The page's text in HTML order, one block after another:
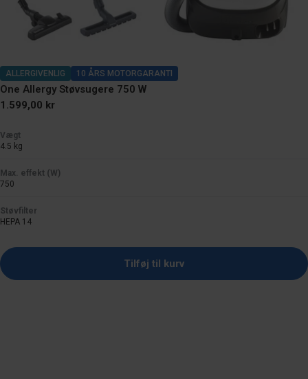
ALLERGIVENLIG 10 ÅRS MOTORGARANTI
One Allergy Støvsugere 750 W
Normal
1.599,00 kr
Vægt
4.5 kg
Max. effekt (W)
750
Støvfilter
HEPA 14
Tilføj til kurv